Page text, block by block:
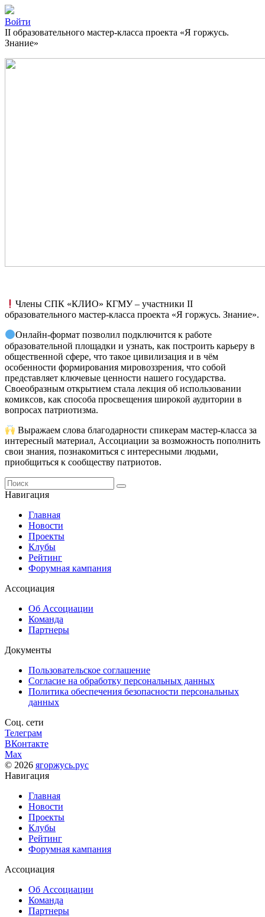
Войти
II образовательного мастер-класса проекта «Я горжусь.
Знание»
Члены СПК «КЛИО» КГМУ – участники II
образовательного мастер-класса проекта «Я горжусь. Знание».
Онлайн-формат позволил подключится к работе
образовательной площадки и узнать, как построить карьеру в
общественной сфере, что такое цивилизация и в чём
особенности формирования мировоззрения, что собой
представляет ключевые ценности нашего государства.
Своеобразным открытием стала лекция об использовании
комиксов, как способа просвещения широкой аудитории в
вопросах патриотизма.
Выражаем слова благодарности спикерам мастер-класса за
интересный материал, Ассоциации за возможность пополнить
свои знания, познакомиться с интересными людьми,
приобщиться к сообществу патриотов.
Навигация
Главная
Новости
Проекты
Клубы
Рейтинг
Форумная кампания
Ассоциация
Об Ассоциации
Команда
Партнеры
Документы
Пользовательское соглашение
Согласие на обработку персональных данных
Политика обеспечения безопасности персональных
данных
Соц. сети
Телеграм
ВКонтакте
Max
© 2026 ягоржусь.рус
Навигация
Главная
Новости
Проекты
Клубы
Рейтинг
Форумная кампания
Ассоциация
Об Ассоциации
Команда
Партнеры